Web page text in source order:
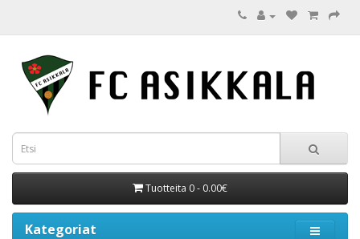
Tuotteita 0 - 0.00€
Kategoriat